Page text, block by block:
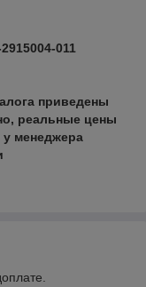
011
приведены
реальные цены
у менеджера